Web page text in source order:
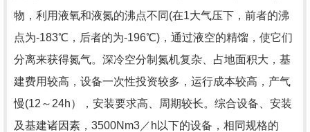
物，利用液氧和液氮的沸点不同(在1大气压下，前者的沸
点为-183℃，后者的为-196℃)，通过液空的精馏，使它们
分离来获得氮气。深冷空分制氮机复杂、占地面积大，基
建费用较高，设备一次性投资较多，运行成本较高，产气
慢(12～24h），安装要求高、周期较长。综合设备、安装
及基建诸因素，3500Nm3／h以下的设备，相同规格的